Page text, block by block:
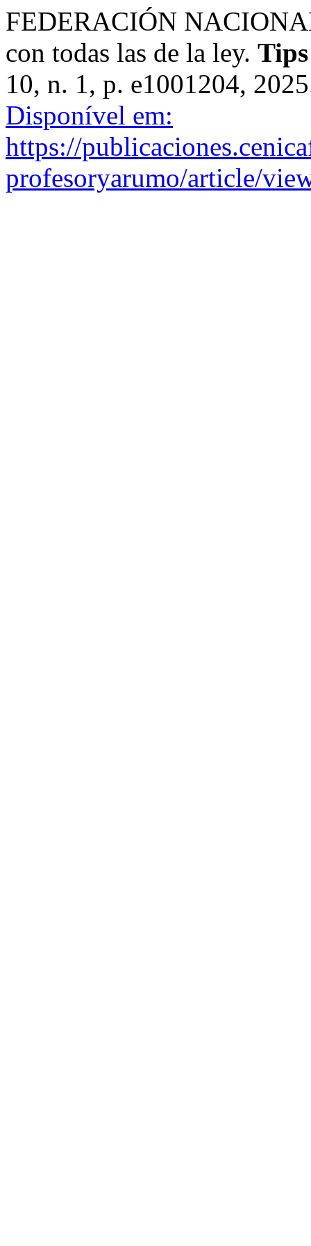
FEDERACIÓN
con todas las de la ley.
10, n. 1, p. e1001204,
Disponível em:
https://
profesoryarumo/article/